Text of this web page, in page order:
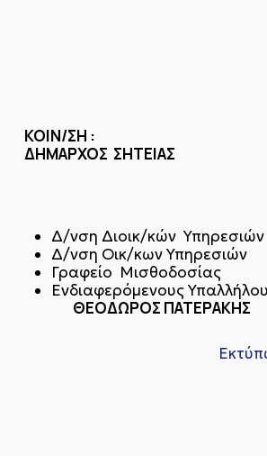
ΚΟΙΝ/
ΔΗΜΑΡΧΟΣ ΣΗΤΕΙΑΣ
Δ/νση Διοικ/κών Υπηρεσιών
Δ/νση Οικ/κων Υπηρεσιών
Γραφείο Μισθοδοσίας
Ενδιαφερόμενους
ΘΕΟΔΩΡΟΣ ΠΑΤΕΡΑΚΗΣ